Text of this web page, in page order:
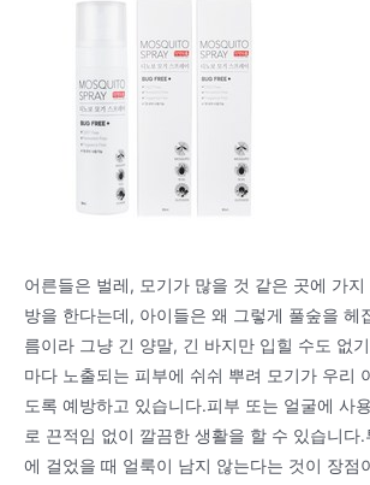
어른들은 벌레, 모기가 많을 것 같은 곳에 가지
방을 한다는데, 아이들은 왜 그렇게 풀숲을 헤
름이라 그냥 긴 양말, 긴 바지만 입힐 수도 없
마다 노출되는 피부에 쉬쉬 뿌려 모기가 우리
도록 예방하고 있습니다.피부 또는 얼굴에 사
로 끈적임 없이 깔끔한 생활을 할 수 있습니다
에 걸었을 때 얼룩이 남지 않는다는 것이 장점